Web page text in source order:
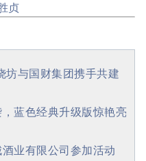
贞
坊与国财集团携手共建
蓝色经典升级版惊艳亮
业有限公司参加活动